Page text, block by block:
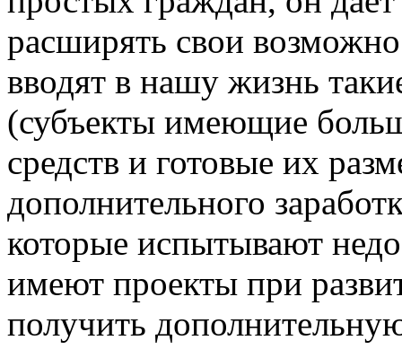
расширять свои
вводят в нашу жизнь
(субъекты имеющие
средств и готовые их
дополнительного
которые испытывают
имеют проекты при
получить